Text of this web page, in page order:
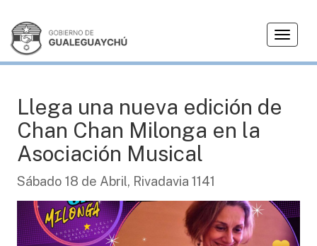
T
g
a
t
i
AGENDA
Llega una nueva edición de
Chan Chan Milonga en la
Asociación Musical
Sábado 18 de Abril, Rivadavia 1141